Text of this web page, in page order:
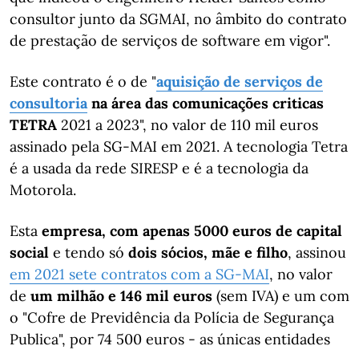
consultor junto da SGMAI, no âmbito do contrato
de prestação de serviços de software em vigor".
Este contrato é o de "aquisição de serviços de
consultoriana área das comunicações criticas
TETRA 2021 a 2023", no valor de 110 mil euros
assinado pela SG-MAI em 2021. A tecnologia Tetra
é a usada da rede SIRESP e é a tecnologia da
Motorola.
Esta empresa, com apenas 5000 euros de capital
social e tendo só dois sócios, mãe e filho, assinou
em 2021 sete contratos com a SG-MAI, no valor
de um milhão e 146 mil euros (sem IVA) e um com
o "Cofre de Previdência da Polícia de Segurança
Publica", por 74 500 euros - as únicas entidades